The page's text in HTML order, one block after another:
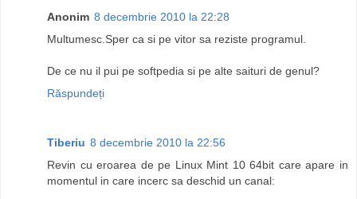
Anonim 8 decembrie 2010 la 22:28
Multumesc.Sper ca si pe vitor sa reziste programul.
De ce nu il pui pe softpedia si pe alte saituri de genul?
Răspundeți
Tiberiu 8 decembrie 2010 la 22:56
Revin cu eroarea de pe Linux Mint 10 64bit care apare in
momentul in care incerc sa deschid un canal: